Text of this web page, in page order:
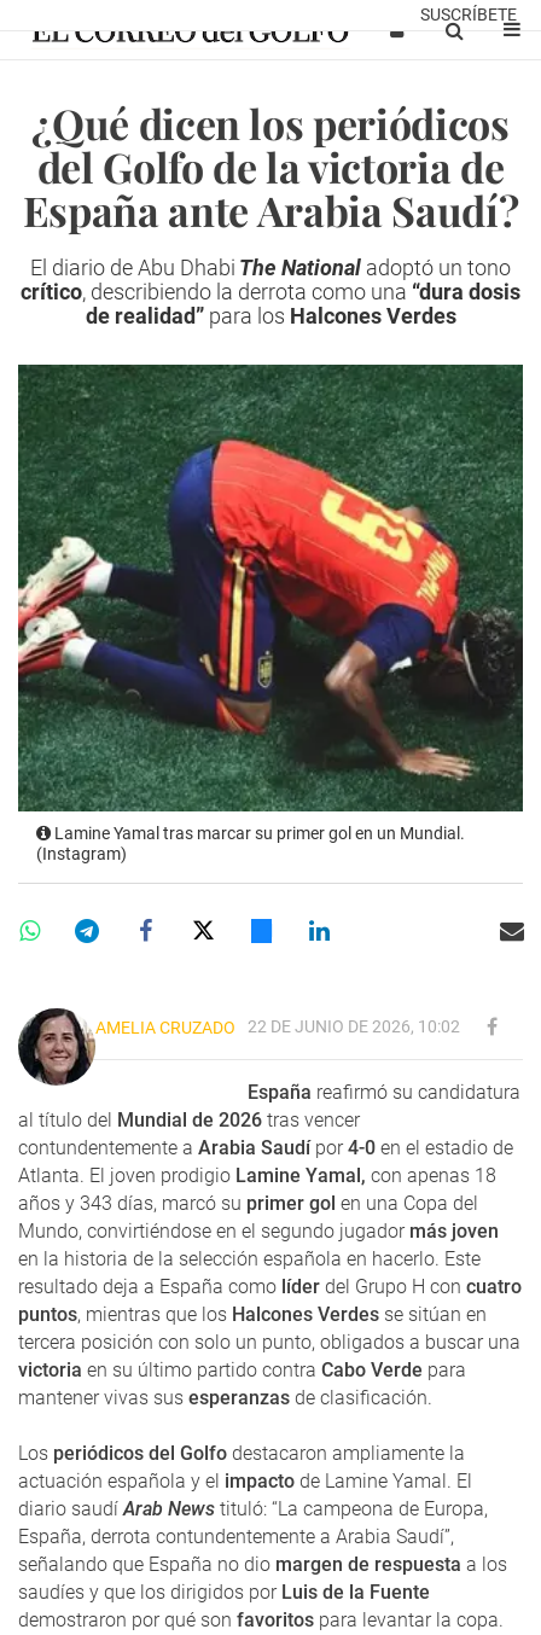
SUSCRÍBETE
¿Qué dicen los periódicos
del Golfo de la victoria de
España ante Arabia Saudí?
El diario de Abu Dhabi The National adoptó un tono
crítico, describiendo la derrota como una “dura dosis
de realidad”para los Halcones Verdes
Lamine Yamal tras marcar su primer gol en un Mundial.
(Instagram)
AMELIA CRUZADO 22 DE JUNIO DE 2026, 10:02
España reafirmó su candidatura
al título del Mundial de 2026 tras vencer
contundentemente a Arabia Saudí por4-0 en el estadio de
Atlanta. El joven prodigio Lamine Yamal, con apenas 18
años y 343 días, marcó su primer gol en una Copa del
Mundo, convirtiéndose en el segundo jugadormás joven
en la historia de la selección española en hacerlo. Este
resultado deja a España como líder del Grupo H con cuatro
puntos, mientras que los Halcones Verdes se sitúan en
tercera posición con solo un punto, obligados a buscar una
victoria en su último partido contra Cabo Verde para
mantener vivas sus esperanzas de clasificación.
Los periódicos del Golfo destacaron ampliamente la
actuación española y el impacto de Lamine Yamal. El
diario saudíArab News tituló: “La campeona de Europa,
España, derrota contundentemente a Arabia Saudí”,
señalando que España no dio margen de respuesta a los
saudíes y que los dirigidos por Luis de la Fuente
demostraron por qué son favoritos para levantar la copa.